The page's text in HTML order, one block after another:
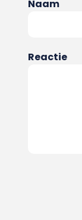
Naam
Reactie